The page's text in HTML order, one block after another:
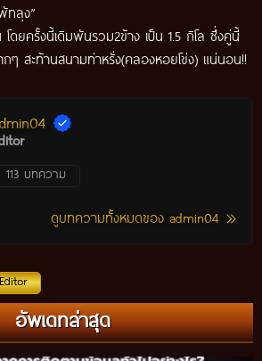
ทลุง”
ยครั้งนี้เดิมพันรวม2ข้าง เป็น 1.5 กิโล ซึ่งคู่นี้
ๆ สะท้านสนามท่าหรั่ง(คลองหอยโข่ง) แน่นอน!!
113 บทความ
ดูบทความทั้งหมดของ admin04
Editor
อัพเดทล่าสุด